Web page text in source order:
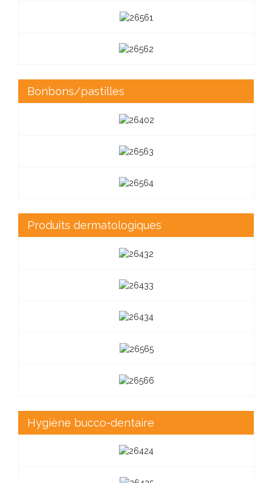
Bonbons/pastilles
Produits dermatologiques
Hygiène bucco-dentaire